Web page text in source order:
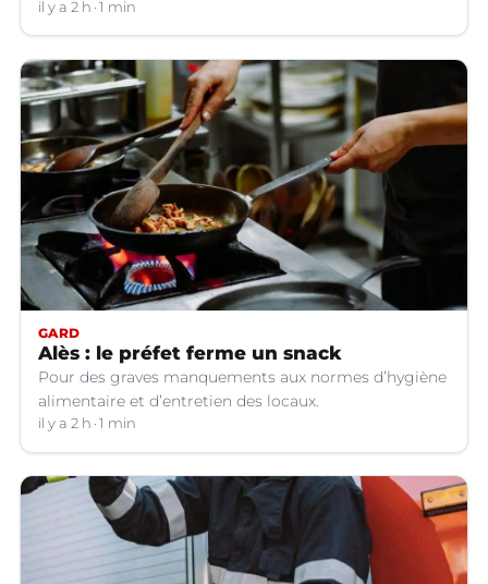
il y a 2 h 1 min
GARD
Alès : le préfet ferme un snack
Pour des graves manquements aux normes d’hygiène
alimentaire et d’entretien des locaux.
il y a 2 h 1 min